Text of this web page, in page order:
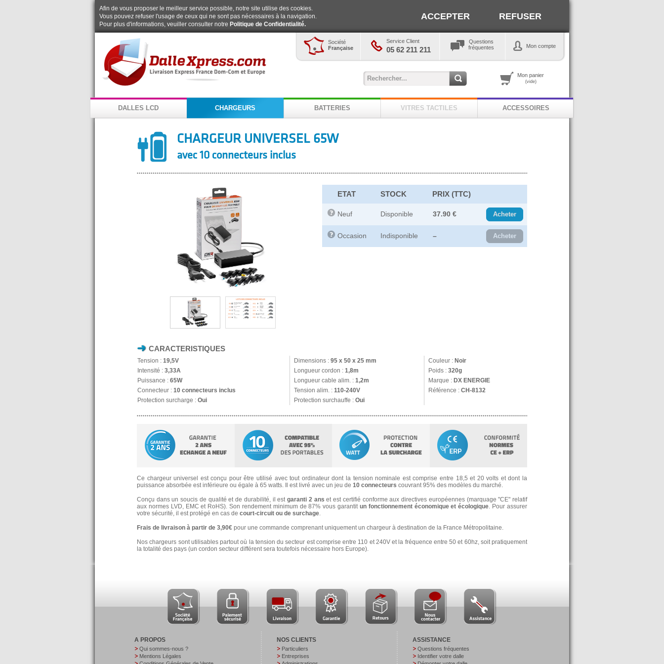
Afin de vous proposer le meilleur service possible, notre site utilise des cookies.
Vous pouvez refuser l'usage de ceux qui ne sont pas nécessaires à la navigation.
Pour plus d'informations, veuiller consulter notre Politique de Confidentialité.
ACCEPTER REFUSER
Société
Française
Service Client
05 62 211 211
Questions
fréquentes
Mon compte
Mon panier
(vide)
DALLES LCD CHARGEURS BATTERIES VITRES TACTILES ACCESSOIRES
CHARGEUR UNIVERSEL 65W
avec 10 connecteurs inclus
ETAT STOCK PRIX (TTC)
Neuf Disponible 37.90 € Acheter
Occasion Indisponible – Acheter
CARACTERISTIQUES
Tension : 19,5V Dimensions : 95 x 50 x 25 mm Couleur : Noir
Intensité : 3,33A Longueur cordon : 1,8m Poids : 320g
Puissance : 65W Longueur cable alim. : 1,2m Marque : DX ENERGIE
Connecteur : 10 connecteurs inclus Tension alim. : 110-240V Référence : CH-8132
Protection surcharge : Oui Protection surchauffe : Oui
Ce chargeur universel est conçu pour être utilisé avec tout ordinateur dont la tension nominale est comprise entre 18,5 et 20 volts et dont la
puissance absorbée est inférieure ou égale à 65 watts. Il est livré avec un jeu de 10 connecteurs couvrant 95% des modèles du marché.
Conçu dans un soucis de qualité et de durabilité, il estgaranti 2 ans et est certifié conforme aux directives européennes (marquage "CE" relatif
aux normes LVD, EMC et RoHS). Son rendement minimum de 87% vous garantit un fonctionnement économique et écologique. Pour assurer
votre sécurité, il est protégé en cas de court-circuit ou de surchage.
Frais de livraison à partir de 3,90€ pour une commande comprenant uniquement un chargeur à destination de la France Métropolitaine.
Nos chargeurs sont utilisables partout où la tension du secteur est comprise entre 110 et 240V et la fréquence entre 50 et 60hz, soit pratiquement
la totalité des pays (un cordon secteur différent sera toutefois nécessaire hors Europe).
A PROPOS
Qui sommes-nous ?
Mentions Légales
NOS CLIENTS
Particuliers
Entreprises
ASSISTANCE
Questions fréquentes
Identifier votre dalle